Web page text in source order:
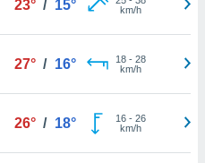
23° / 15°
km/h
27° / 16° 18- 28
km/h
26° / 18° 16- 26
km/h